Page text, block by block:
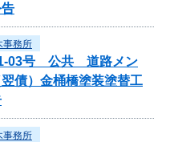
事務所
03号 公共 道路メン
債）金桶橋塗装塗替工
事務所